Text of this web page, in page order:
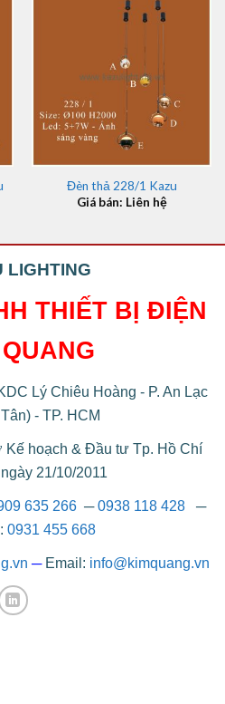
Đèn thả 228/1 Kazu
Giá bán: Liên hệ
LIGHTING
THIẾT BỊ ĐIỆN
Lý Chiêu Hoàng - P. An Lạc
- TP. HCM
Kế hoạch & Đầu tư Tp. Hồ Chí
21/10/2011
635 266─0938 118 428─
0931 455 668
─ Email: info@kimquang.vn